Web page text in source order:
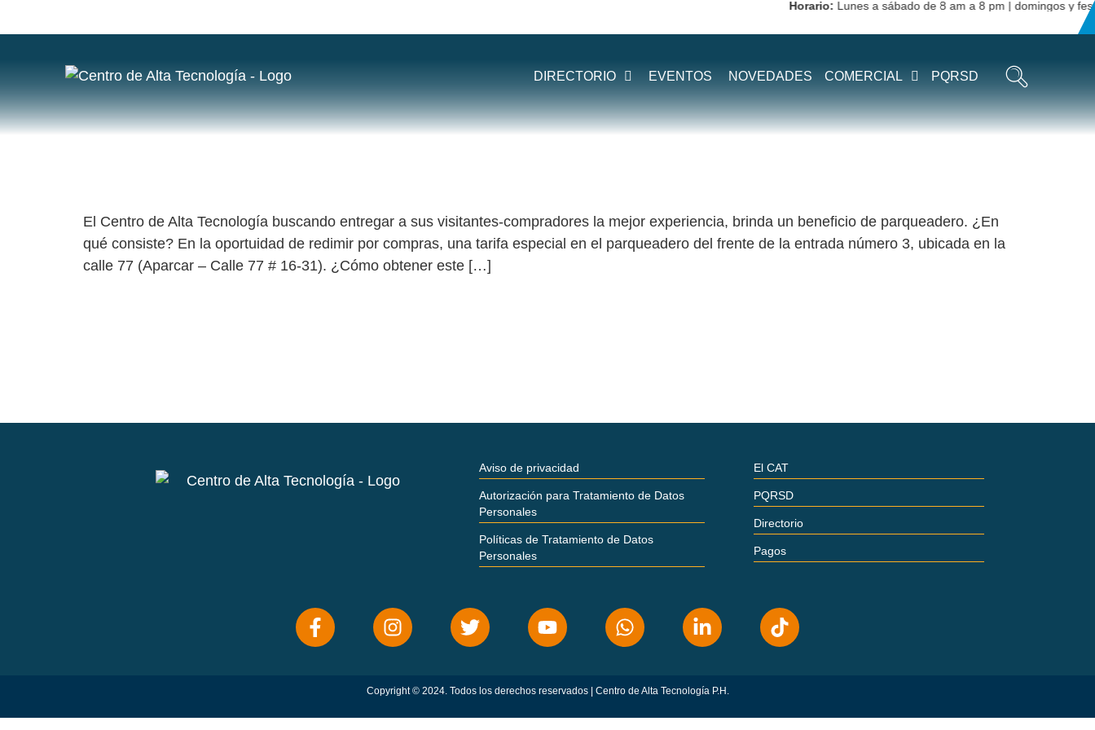
Horario:Lunes a sábado de 8 am a 8 pm | domingos y
DIRECTORIO EVENTOS NOVEDADES COMERCIAL PQRSD
ETIQUETA:APARCAR
El Centro de Alta Tecnología buscando entregar a sus visitantes-compradores la mejor experiencia, brinda un beneficio de parqueadero. ¿En
qué consiste? En la oportuidad de redimir por compras, una tarifa especial en el parqueadero del frente de la entrada número 3, ubicada en la
calle 77 (Aparcar – Calle 77 # 16-31). ¿Cómo obtener este […]
Aviso de privacidad
Autorización para Tratamiento de Datos
Personales
Políticas de Tratamiento de Datos
Personales
El CAT
PQRSD
Directorio
Pagos
Copyright © 2024. Todos los derechos reservados | Centro de Alta Tecnología P.H.